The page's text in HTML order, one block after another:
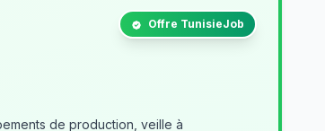
Offre TunisieJob
de production, veille à